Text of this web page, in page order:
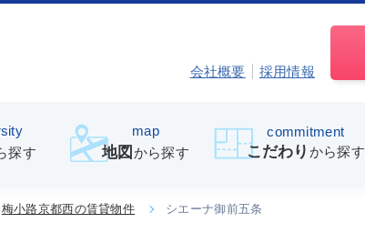
会社概要 採用情報
探す
map
地図 から探す
commitment
こだわり から探す
梅小路京都西の賃貸物件 シエーナ御前五条